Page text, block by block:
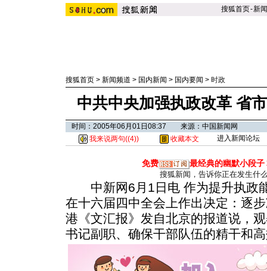
搜狐首页-新闻
搜狐首页 > 新闻频道 > 国内新闻 > 国内要闻 > 时政
中共中央加强执政改革 省
时间：2005年06月01日08:37 来源：中国新闻网
我来说两句((4)) 收藏本文 进入新闻论坛
免费 最经典的幽默小段子
搜狐新闻，告诉你正在发生什
中新网6月1日电 作为提升执政
在十六届四中全会上作出决定：逐
港《文汇报》发自北京的报道说，
书记副职、确保干部队伍的精干和